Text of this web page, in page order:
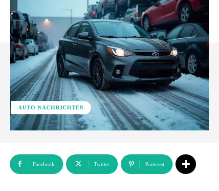
AUTO NACHRICHTEN
Facebook Twitter Pinterest